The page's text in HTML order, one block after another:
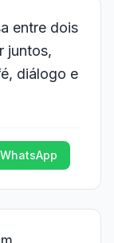
entre dois
juntos,
diálogo e
WhatsApp